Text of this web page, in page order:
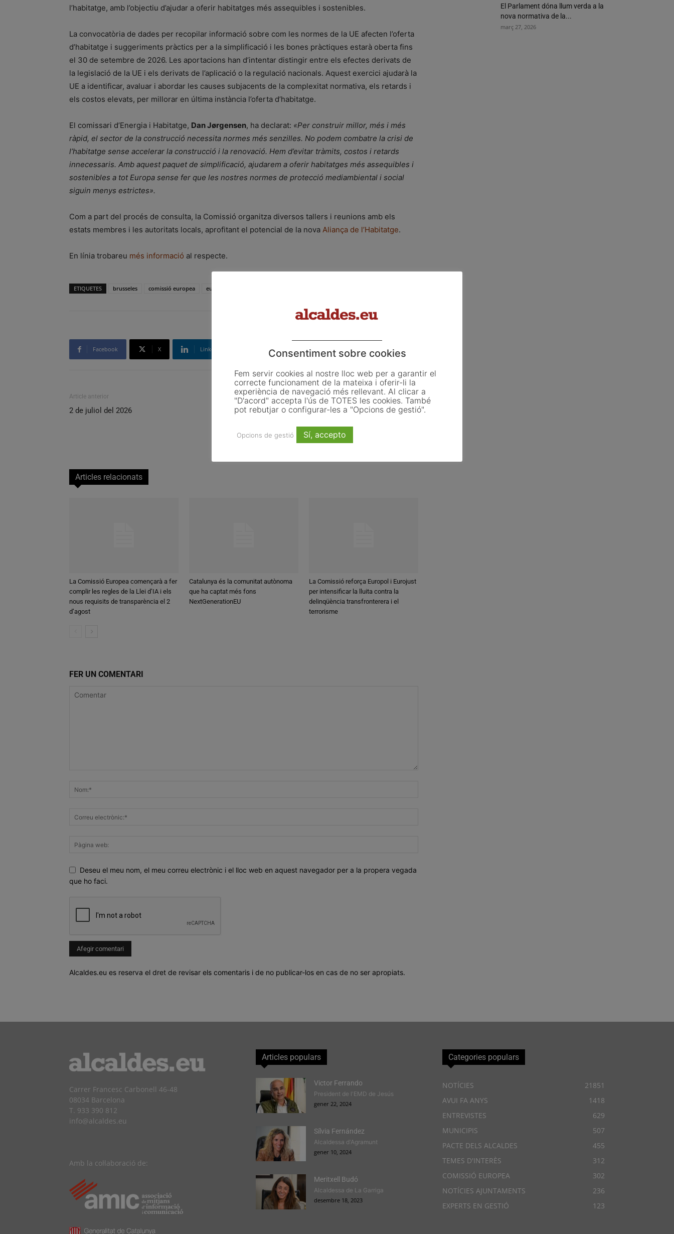
l’habitatge, amb l’objectiu d’ajudar a oferir habitatges més assequibles i sostenibles.
La convocatòria de dades per recopilar informació sobre com les normes de la UE afecten l’oferta
d’habitatge i suggeriments pràctics per a la simplificació i les bones pràctiques estarà oberta fins
el 30 de setembre de 2026. Les aportacions han d’intentar distingir entre els efectes derivats de
la legislació de la UE i els derivats de l’aplicació o la regulació nacionals. Aquest exercici ajudarà la
UE a identificar, avaluar i abordar les causes subjacents de la complexitat normativa, els retards i
els costos elevats, per millorar en última instància l’oferta d’habitatge.
El comissari d’Energia i Habitatge, Dan Jørgensen, ha declarat: «Per construir millor, més i més
ràpid, el sector de la construcció necessita normes més senzilles. No podem combatre la crisi de
l’habitatge sense accelerar la construcció i la renovació. Hem d’evitar tràmits, costos i retards
innecessaris. Amb aquest paquet de simplificació, ajudarem a oferir habitatges més assequibles i
sostenibles a tot Europa sense fer que les nostres normes de protecció mediambiental i social
siguin menys estrictes».
Com a part del procés de consulta, la Comissió organitza diversos tallers i reunions amb els
estats membres i les autoritats locals, aprofitant el potencial de la nova Aliança de l’Habitatge.
En línia trobareu més informació al respecte.
ETIQUETES brusseles comissió europea europa
Facebook X Linkedin Email WhatsApp
Article anterior
2 de juliol del 2026
Article següent
Líders locals per a una energia assequible i la
per a la Cerimònia del Pacte d’Alcaldes i
Alcaldesses 2026
Articles relacionats
La Comissió Europea començarà a fer
complir les regles de la Llei d’IA i els
nous requisits de transparència el 2
d’agost
Catalunya és la comunitat autònoma
que ha captat més fons
NextGenerationEU
La Comissió reforça Europol i Eurojust
per intensificar la lluita contra la
delinqüència transfronterera i el
terrorisme
FER UN COMENTARI
Deseu el meu nom, el meu correu electrònic i el lloc web en aquest navegador per a la propera vegada
que ho faci.
Alcaldes.eu es reserva el dret de revisar els comentaris i de no publicar-los en cas de no ser apropiats.
El Parlament dóna llum verda a la
nova normativa de la...
març 27, 2026
Carrer Francesc Carbonell 46-48
08034 Barcelona
T. 933 390 812
info@alcaldes.eu
Amb la col·laboració de:
Articles populars
Victor Ferrando
President de l'EMD de Jesús
gener 22, 2024
Sílvia Fernández
Alcaldessa d'Agramunt
gener 10, 2024
Meritxell Budó
Alcaldessa de La Garriga
desembre 18, 2023
Categories populars
NOTÍCIES
21851
AVUI FA ANYS
1418
ENTREVISTES
629
MUNICIPIS
507
PACTE DELS ALCALDES
455
TEMES D'INTERÈS
312
COMISSIÓ EUROPEA
302
NOTÍCIES AJUNTAMENTS
236
EXPERTS EN GESTIÓ
123
Consentiment sobre cookies
Fem servir cookies al nostre lloc web per a garantir el
correcte funcionament de la mateixa i oferir-li la
experiència de navegació més rellevant. Al clicar a
"D'acord" accepta l'ús de TOTES les cookies. També
pot rebutjar o configurar-les a "Opcions de gestió".
Opcions de gestió Sí, accepto